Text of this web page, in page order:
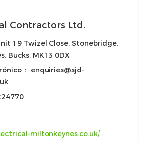
Contractors Ltd.
19 Twizel Close, Stonebridge,
Bucks, MK13 0DX
：
enquiries@sjd-
miltonkeynes.co.uk/